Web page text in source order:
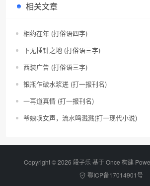
相关文章
相约在年 (打俗语四字)
下无插针之地 (打俗语三字)
西装广告 (打俗语三字)
银瓶乍破水浆迸 (打一报刊名)
一再道真情 (打一报刊名)
爷娘唤女声，流水鸣溅溅(打一现代小说)
Copyright © 2026 段子乐 基于 Once 构建
鄂ICP备17014901号